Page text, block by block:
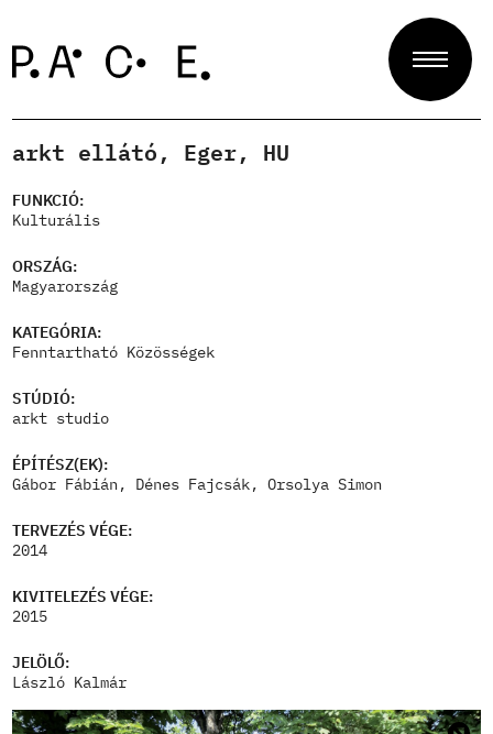
Projektek
Zsűri
Rólunk
Kapcsolat
arkt ellátó, Eger, HU
FUNKCIÓ:
Kulturális
ORSZÁG:
Magyarország
KATEGÓRIA:
Fenntartható Közösségek
STÚDIÓ:
arkt studio
ÉPÍTÉSZ(EK):
Gábor Fábián, Dénes Fajcsák, Orsolya Simon
TERVEZÉS VÉGE:
2014
KIVITELEZÉS VÉGE:
2015
JELÖLŐ:
László Kalmár